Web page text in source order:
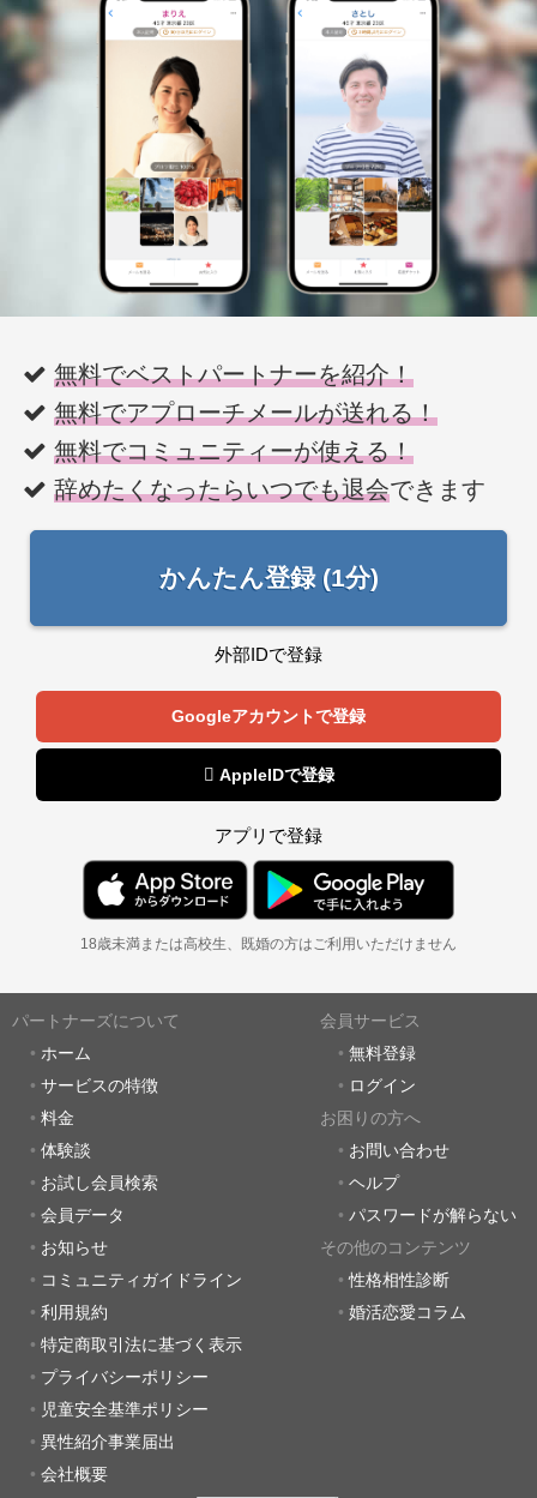
無料でベストパートナーを紹介！
無料でアプローチメールが送れる！
無料でコミュニティーが使える！
辞めたくなったらいつでも退会できます
かんたん登録 (1分)
外部IDで登録
Googleアカウントで登録
 AppleIDで登録
アプリで登録
18歳未満または高校生、既婚の方はご利用いただけません
パートナーズについて
ホーム
サービスの特徴
料金
体験談
お試し会員検索
会員データ
お知らせ
コミュニティガイドライン
利用規約
特定商取引法に基づく表示
プライバシーポリシー
児童安全基準ポリシー
異性紹介事業届出
会社概要
会員サービス
無料登録
ログイン
お困りの方へ
お問い合わせ
ヘルプ
パスワードが解らない
その他のコンテンツ
性格相性診断
婚活恋愛コラム